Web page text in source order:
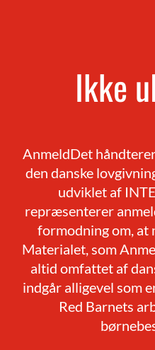
Ikke
AnmeldDet
den danske
udviklet af
repræsenterer
formodning om, at
Materialet, som
altid omfattet af
indgår alligevel som
Red Barnets